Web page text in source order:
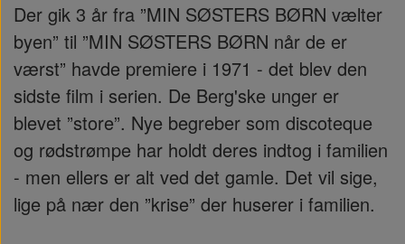
Der gik 3 år fra ”MIN SØSTERS BØRN vælter
byen” til ”MIN SØSTERS BØRN når de er
værst” havde premiere i 1971 - det blev den
sidste film i serien. De Berg'ske unger er
blevet ”store”. Nye begreber som discoteque
og rødstrømpe har holdt deres indtog i familien
- men ellers er alt ved det gamle. Det vil sige,
lige på nær den ”krise” der huserer i familien.